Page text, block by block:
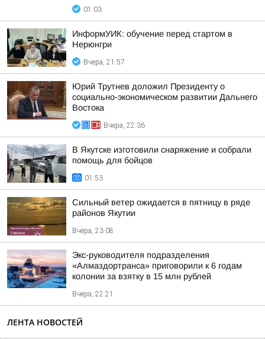
01:03
ИнформУИК: обучение перед стартом в
Нерюнгри
Вчера, 21:57
Юрий Трутнев доложил Президенту о
социально-экономическом развитии Дальнего
Востока
Вчера, 22:36
В Якутске изготовили снаряжение и собрали
помощь для бойцов
01:53
Сильный ветер ожидается в пятницу в ряде
районов Якутии
Вчера, 23:08
Экс-руководителя подразделения
«Алмаздортранса» приговорили к 6 годам
колонии за взятку в 15 млн рублей
Вчера, 22:21
ЛЕНТА НОВОСТЕЙ